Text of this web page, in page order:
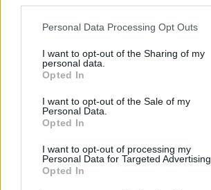
Personal Data Processing Opt Outs
I want to opt-out of the Sharing of my
personal data.
Opted In
I want to opt-out of the Sale of my
Personal Data.
Opted In
I want to opt-out of processing my
Personal Data for Targeted Advertising.
Opted In